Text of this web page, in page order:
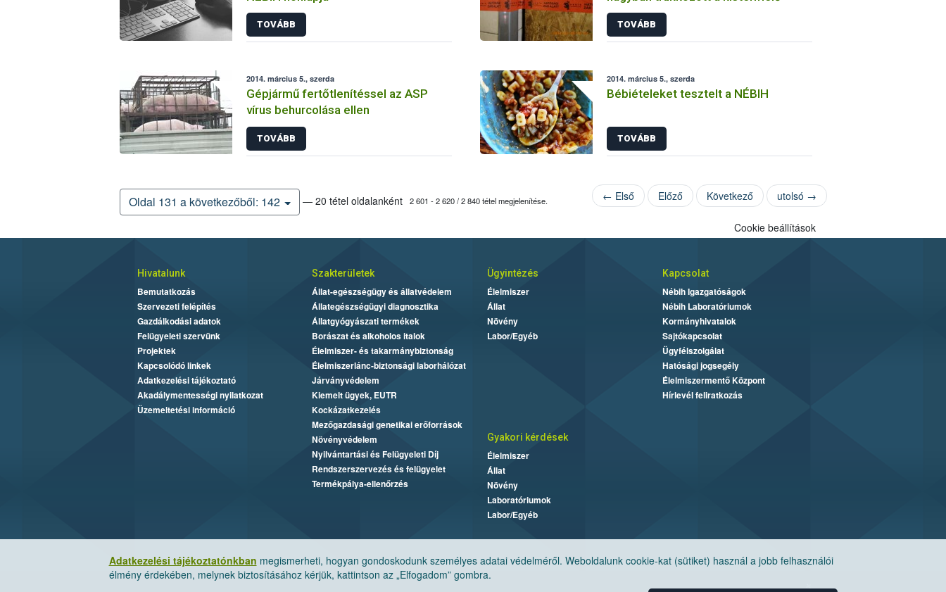
TOVÁBB TOVÁBB
2014. március 5., szerda
Gépjármű fertőtlenítéssel az ASP
vírus behurcolása ellen
TOVÁBB
2014. március 5., szerda
Bébiételeket tesztelt a NÉBIH
TOVÁBB
Oldal 131 a következőből: 142 — 20 tétel oldalanként 2 601 - 2 620 / 2 840 tétel megjelenítése. ← Első Előző Következő utolsó →
Adatkezelési tájékoztatónkban megismerheti, hogyan gondoskodunk személyes adatai védelméről. Weboldalunk cookie-kat (sütiket) használ a jobb felhasználói
élmény érdekében, melynek biztosításához kérjük, kattintson az „Elfogadom” gombra.
Cookie beállítások
Hivatalunk
Bemutatkozás
Szervezeti felépítés
Gazdálkodási adatok
Felügyeleti szervünk
Projektek
Kapcsolódó linkek
Adatkezelési tájékoztató
Akadálymentességi nyilatkozat
Üzemeltetési információ
Szakterületek
Állat-egészségügy és állatvédelem
Állategészségügyi diagnosztika
Állatgyógyászati termékek
Borászat és alkoholos italok
Élelmiszer- és takarmánybiztonság
Élelmiszerlánc-biztonsági laborhálózat
Járványvédelem
Kiemelt ügyek, EUTR
Kockázatkezelés
Mezőgazdasági genetikai erőforrások
Növényvédelem
Nyilvántartási és Felügyeleti Díj
Rendszerszervezés és felügyelet
Termékpálya-ellenőrzés
Ügyintézés
Élelmiszer
Állat
Növény
Labor/Egyéb
Kapcsolat
Nébih Igazgatóságok
Nébih Laboratóriumok
Kormányhivatalok
Sajtókapcsolat
Ügyfélszolgálat
Hatósági jogsegély
Élelmiszermentő Központ
Hírlevél feliratkozás
Gyakori kérdések
Élelmiszer
Állat
Növény
Laboratóriumok
Labor/Egyéb